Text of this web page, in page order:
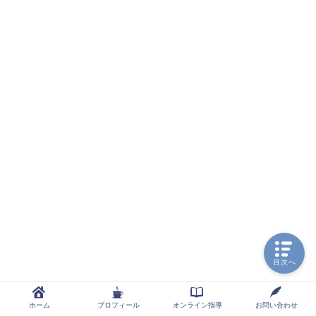
ホーム プロフィール オンライン指導 お問い合わせ
目次へ